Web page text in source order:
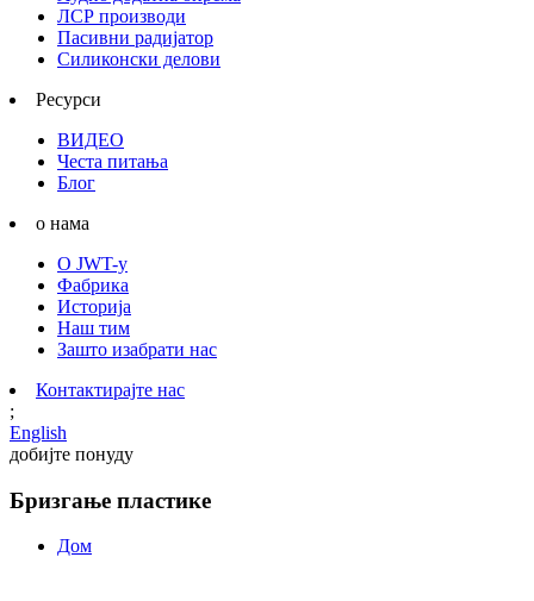
ЛСР производи
Пасивни радијатор
Силиконски делови
Ресурси
ВИДЕО
Честа питања
Блог
о нама
О JWT-у
Фабрика
Историја
Наш тим
Зашто изабрати нас
Контактирајте нас
;
English
добијте понуду
Бризгање пластике
Дом